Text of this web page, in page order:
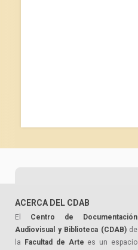
ACERCA DEL CDAB
El Centro de Documentación
Audiovisual y Biblioteca (CDAB)de
la
Facultad de Arte es un espacio